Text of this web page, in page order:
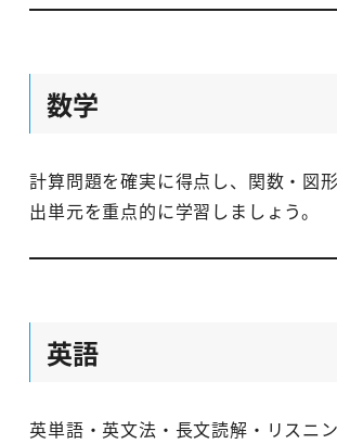
数学
計算問題を確実に得点し、関数・図
出単元を重点的に学習しましょう。
英語
英単語・英文法・長文読解・リスニ